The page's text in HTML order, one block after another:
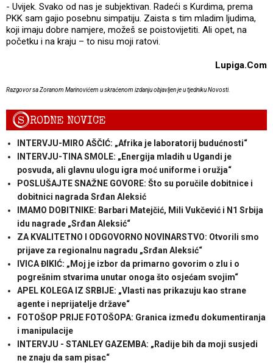
- Uvijek. Svako od nas je subjektivan. Radeći s Kurdima, prema
PKK sam gajio posebnu simpatiju. Zaista s tim mladim ljudima,
koji imaju dobre namjere, možeš se poistovijetiti. Ali opet, na
početku i na kraju – to nisu moji ratovi.
Lupiga.Com
Razgovor sa Zoranom Marinovićem u skraćenom izdanju objavljen je u tjedniku Novosti.
SRODNE NOVICE
INTERVJU-MIRO AŠČIĆ: „Afrika je laboratorij budućnosti“
INTERVJU-TINA SMOLE: „Energija mladih u Ugandi je
posvuda, ali glavnu ulogu igra moć uniforme i oružja“
POSLUŠAJTE SNAŽNE GOVORE: Što su poručile dobitnice i
dobitnici nagrada Srđan Aleksić
IMAMO DOBITNIKE: Barbari Matejčić, Mili Vukčević i N1 Srbija
idu nagrade „Srđan Aleksić“
ZA KVALITETNO I ODGOVORNO NOVINARSTVO: Otvorili smo
prijave za regionalnu nagradu „Srđan Aleksić“
IVICA ĐIKIĆ: „Moj je izbor da primarno govorim o zlu i o
pogrešnim stvarima unutar onoga što osjećam svojim“
APEL KOLEGA IZ SRBIJE: „Vlasti nas prikazuju kao strane
agente i neprijatelje države“
FOTOŠOP PRIJE FOTOŠOPA: Granica između dokumentiranja
i manipulacije
INTERVJU - STANLEY GAZEMBA: „Radije bih da moji susjedi
ne znaju da sam pisac“